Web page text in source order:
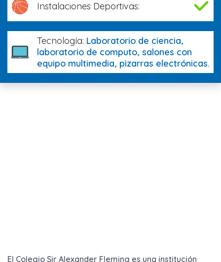
Instalaciones Deportivas:
Tecnología: Laboratorio de ciencia,
laboratorio de computo, salones con
equipo multimedia, pizarras electrónicas.
El Colegio Sir Alexander Fleming es una institución